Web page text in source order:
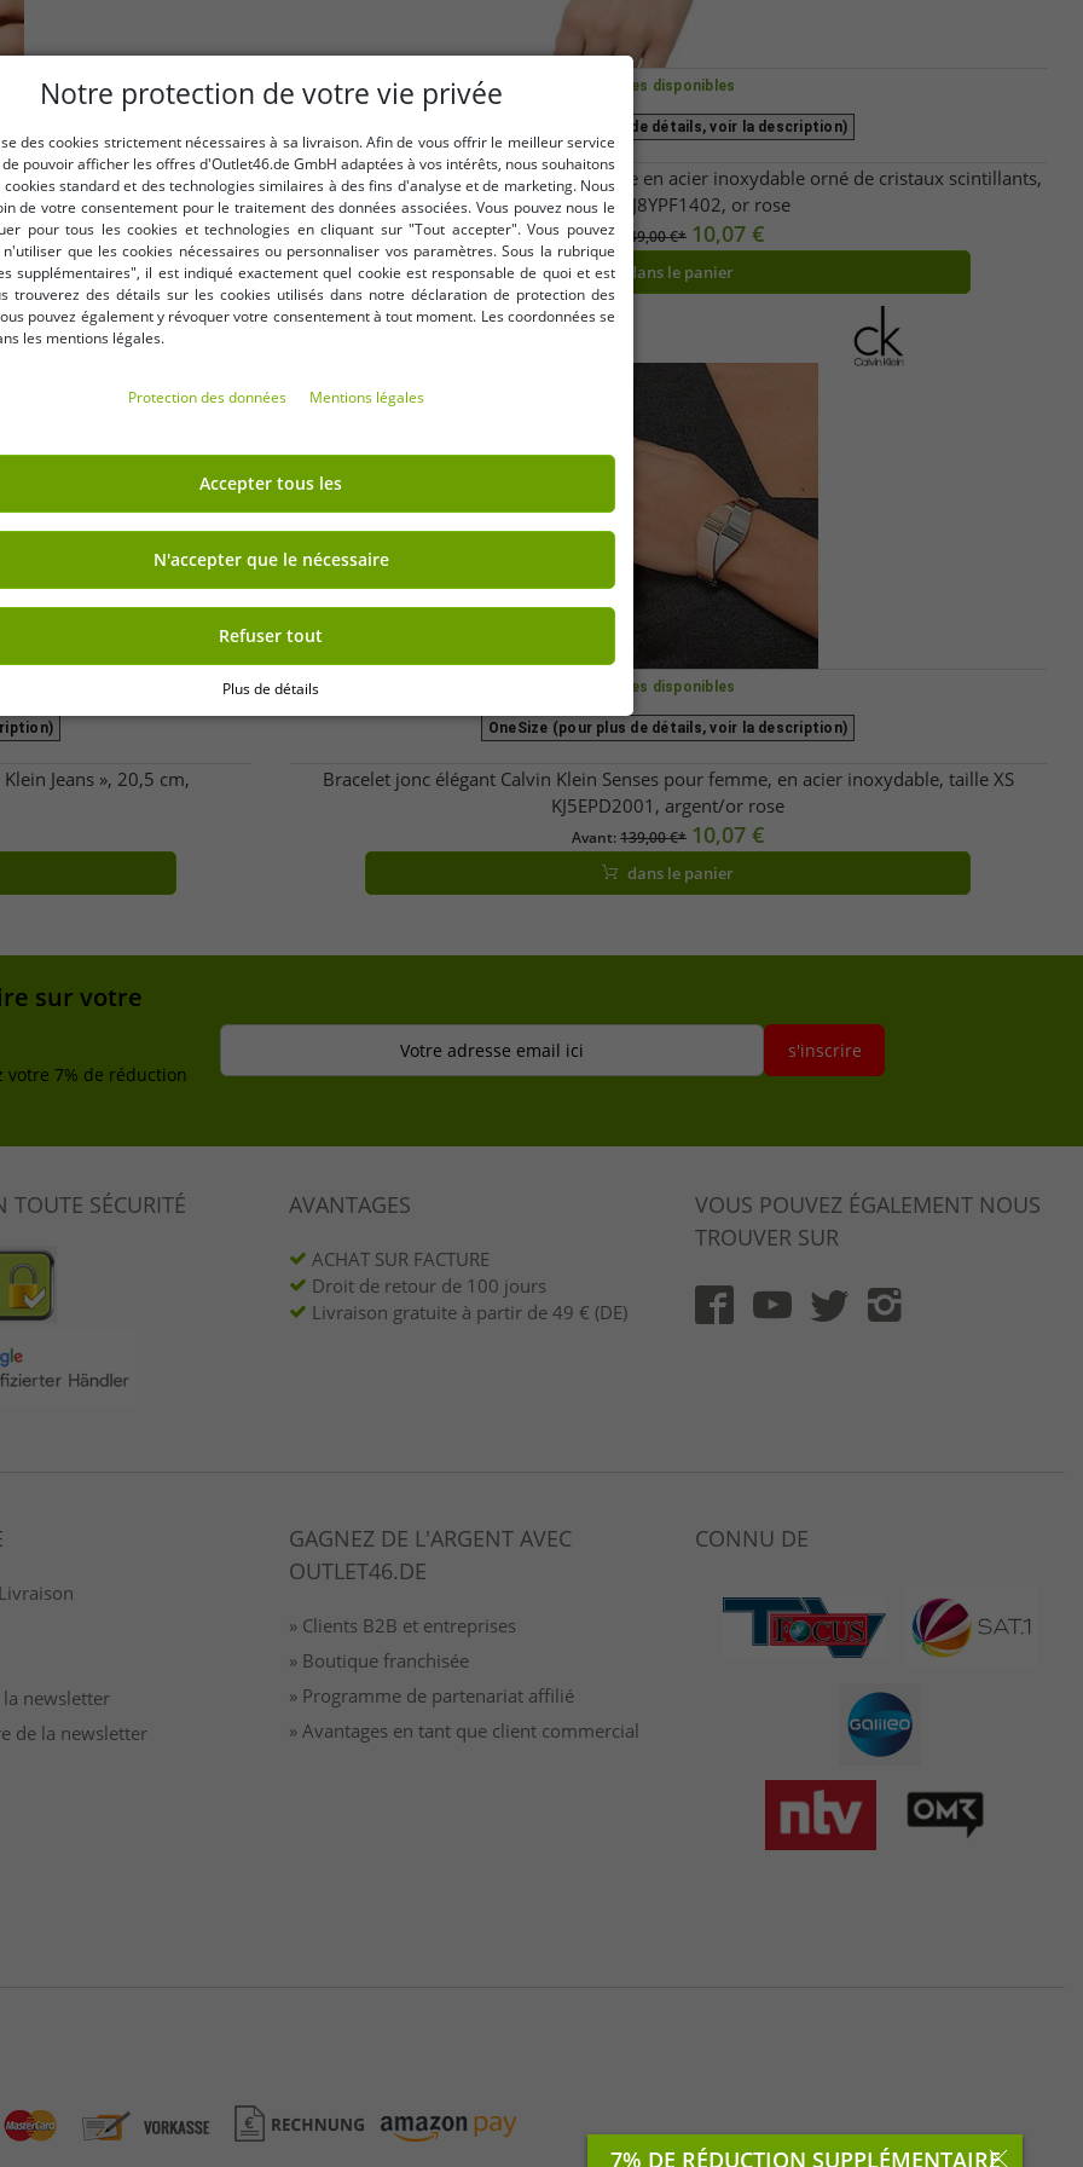
inoxydable, référence
or ou gris foncé/or.
Tailles disponibles
OneSize (pour plus de détails, voir la description)
Bracelet élégant Calvin Klein pour femme en acier inoxydable orné de cristaux scintillants,
taille XS, KJ8YPF1402, or rose
Avant: 149,00 €* 10,07 €
dans le panier
Jeans », 20,5 cm,
-93%
Tailles disponibles
OneSize (pour plus de détails, voir la description)
Bracelet jonc élégant Calvin Klein Senses pour femme, en acier inoxydable, taille XS
KJ5EPD2001, argent/or rose
Avant:139,00 €* 10,07 €
dans le panier
sur votre
votre 7% de réduction
Votre adresse email ici s'inscrire
TOUTE SÉCURITÉ AVANTAGES
ACHAT SUR FACTURE
Droit de retour de 100 jours
Livraison gratuite à partir de 49 € (DE)
VOUS POUVEZ ÉGALEMENT NOUS
TROUVER SUR
newsletter
de la newsletter
GAGNEZ DE L'ARGENT AVEC
OUTLET46.DE
» Clients B2B et entreprises
» Boutique franchisée
» Programme de partenariat affilié
» Avantages en tant que client commercial
CONNU DE
Notre protection de votre vie privée
des cookies strictement nécessaires à sa livraison. Afin de vous offrir le meilleur service
pouvoir afficher les offres d'Outlet46.de GmbH adaptées à vos intérêts, nous souhaitons
standard et des technologies similaires à des fins d'analyse et de marketing. Nous
de votre consentement pour le traitement des données associées. Vous pouvez nous le
pour tous les cookies et technologies en cliquant sur "Tout accepter". Vous pouvez
que les cookies nécessaires ou personnaliser vos paramètres. Sous la rubrique
supplémentaires", il est indiqué exactement quel cookie est responsable de quoi et est
trouverez des détails sur les cookies utilisés dans notre déclaration de protection des
pouvez également y révoquer votre consentement à tout moment. Les coordonnées se
les mentions légales.
Protection des données Mentions légales
Accepter tous les
N'accepter que le nécessaire
Refuser tout
Plus de détails
7% DE RÉDUCTION SUPPLÉMENTAIRE